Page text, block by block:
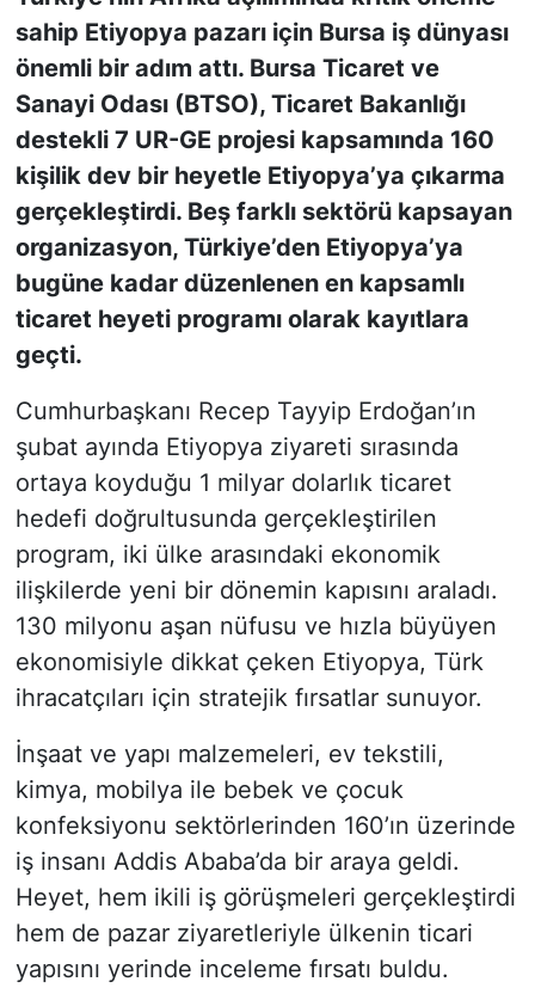
sahip Etiyopya pazarı için Bursa iş dünyası
önemli bir adım attı. Bursa Ticaret ve
Sanayi Odası (BTSO), Ticaret Bakanlığı
destekli 7 UR-GE projesi kapsamında 160
kişilik dev bir heyetle Etiyopya’ya çıkarma
gerçekleştirdi. Beş farklı sektörü kapsayan
organizasyon, Türkiye’den Etiyopya’ya
bugüne kadar düzenlenen en kapsamlı
ticaret heyeti programı olarak kayıtlara
geçti.
Cumhurbaşkanı Recep Tayyip Erdoğan’ın
şubat ayında Etiyopya ziyareti sırasında
ortaya koyduğu 1 milyar dolarlık ticaret
hedefi doğrultusunda gerçekleştirilen
program, iki ülke arasındaki ekonomik
ilişkilerde yeni bir dönemin kapısını araladı.
130 milyonu aşan nüfusu ve hızla büyüyen
ekonomisiyle dikkat çeken Etiyopya, Türk
ihracatçıları için stratejik fırsatlar sunuyor.
İnşaat ve yapı malzemeleri, ev tekstili,
kimya, mobilya ile bebek ve çocuk
konfeksiyonu sektörlerinden 160’ın üzerinde
iş insanı Addis Ababa’da bir araya geldi.
Heyet, hem ikili iş görüşmeleri gerçekleştirdi
hem de pazar ziyaretleriyle ülkenin ticari
yapısını yerinde inceleme fırsatı buldu.
KONGRE HABERLERİ
KONGRE TAKVİMİ
RÖPORTAJLAR
BİYOGRAFİLER